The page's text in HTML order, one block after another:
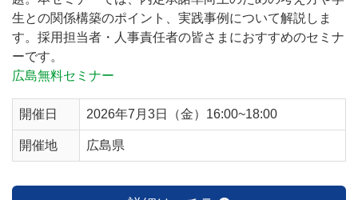
生との関係構築のポイント、実践事例について解説しま
す。採用担当者・人事責任者の皆さまにおすすめのセミナ
ーです。
広島無料セミナー
開催日 2026年7月3日（金）16:00~18:00
開催地 広島県